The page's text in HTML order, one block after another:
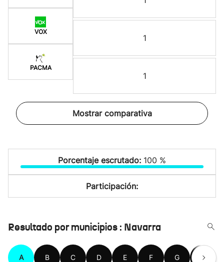
VOX
PACMA
1
1
Mostrar comparativa
Porcentaje escrutado: 100 %
Participación:
Resultado por municipios : Navarra
A B C D E F G H